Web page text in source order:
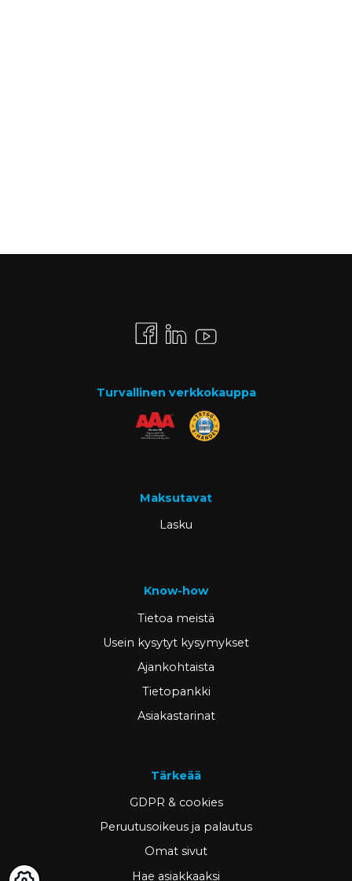
Turvallinen verkkokauppa
Maksutavat
Lasku
Know-how
Tietoa meistä
Usein kysytyt kysymykset
Ajankohtaista
Tietopankki
Asiakastarinat
Tärkeää
GDPR & cookies
Peruutusoikeus ja palautus
Omat sivut
Hae asiakkaaksi